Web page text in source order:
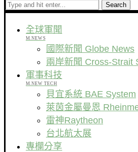
Search
全球軍聞
M.NEWS
國際新聞 Globe News
兩岸新聞 Cross-Strait
軍事科技
M.NEW TECH
貝宜系統 BAE System
萊茵金屬曼恩
雷神Raytheon
台北航太展
專欄分享